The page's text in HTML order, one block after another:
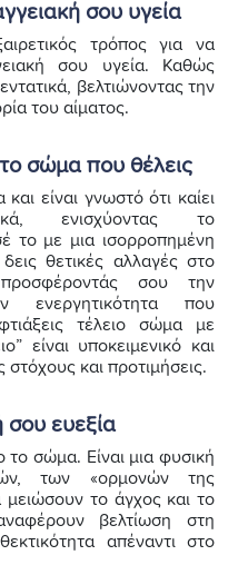
σου υγεία
τρόπος για να
σου υγεία. Καθώς
βελτιώνοντας την
του αίματος.
σώμα που θέλεις
είναι γνωστό ότι καίει
ενισχύοντας το
το με μια ισορροπημένη
θετικές αλλαγές στο
σου την
ενεργητικότητα που
τέλειο σώμα με
είναι υποκειμενικό και
και προτιμήσεις.
σου ευεξία
σώμα. Είναι μια φυσική
των «ορμονών της
το άγχος και το
βελτίωση στη
απέναντι στο